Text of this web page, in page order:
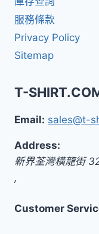
服務條款
Privacy Policy
Sitemap
T-
Email: sales@t-
Address:
新界荃灣橫龍街
,
Customer